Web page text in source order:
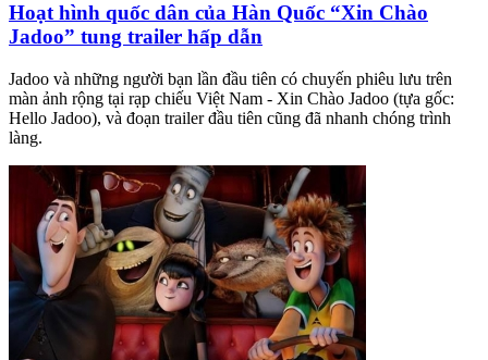
Hoạt hình quốc dân của Hàn Quốc “Xin Chào
Jadoo” tung trailer hấp dẫn
Jadoo và những người bạn lần đầu tiên có chuyến phiêu lưu trên
màn ảnh rộng tại rạp chiếu Việt Nam - Xin Chào Jadoo (tựa gốc:
Hello Jadoo), và đoạn trailer đầu tiên cũng đã nhanh chóng trình
làng.